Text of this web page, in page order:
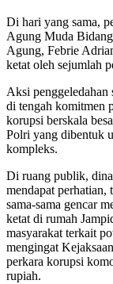
Di hari yang sama,
Agung Muda
Agung, Febrie
ketat oleh sejumlah
Aksi penggeledahan
di tengah komitmen
korupsi berskala
Polri yang dibentuk
kompleks.
Di ruang publik,
mendapat
sama-sama gencar
ketat di rumah
masyarakat terkait
mengingat
perkara korupsi
rupiah.